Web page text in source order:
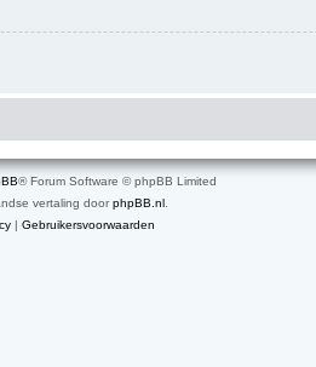
® Forum Software © phpBB Limited
vertaling doorphpBB.nl
| Gebruikersvoorwaarden